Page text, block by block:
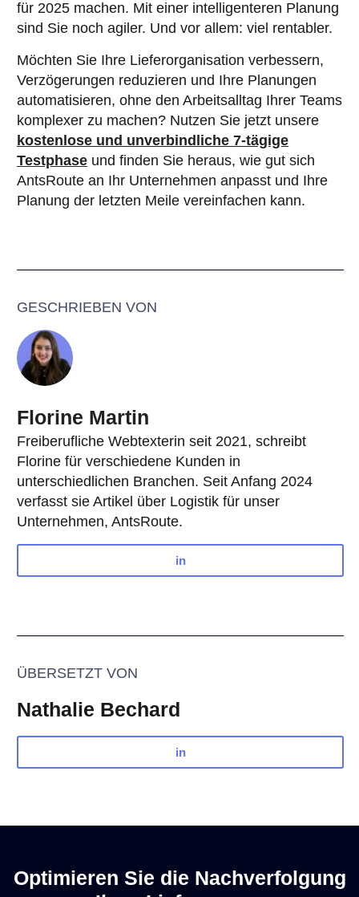
für 2025 machen. Mit einer intelligenteren Planung
sind Sie noch agiler. Und vor allem: viel rentabler.
Möchten Sie Ihre Lieferorganisation verbessern,
Verzögerungen reduzieren und Ihre Planungen
automatisieren, ohne den Arbeitsalltag Ihrer Teams
komplexer zu machen? Nutzen Sie jetzt unsere
kostenlose und unverbindliche 7-tägige
Testphase und finden Sie heraus, wie gut sich
AntsRoute an Ihr Unternehmen anpasst und Ihre
Planung der letzten Meile vereinfachen kann.
GESCHRIEBEN VON
Florine Martin
Freiberufliche Webtexterin seit 2021, schreibt
Florine für verschiedene Kunden in
unterschiedlichen Branchen. Seit Anfang 2024
verfasst sie Artikel über Logistik für unser
Unternehmen, AntsRoute.
in
ÜBERSETZT VON
Nathalie Bechard
in
Optimieren Sie die Nachverfolgung